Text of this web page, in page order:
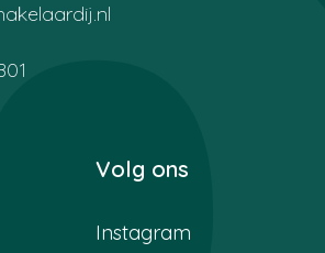
Volg ons
Instagram